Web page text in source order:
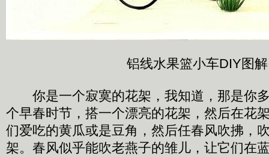
铝线水果篮小车DIY图解
你是一个寂寞的花架，我知道，那是你
个早春时节，搭一个漂亮的花架，然后在花
们爱吃的黄瓜或是豆角，然后任春风吹拂，
架。春风似乎能吹老燕子的雏儿，让它们在